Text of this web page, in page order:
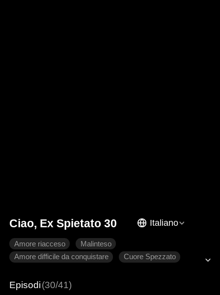
Ciao, Ex Spietato 30 Italiano
Amore riacceso
Malinteso
Amore difficile da conquistare
Cuore Spezzato
Episodi(30/41)